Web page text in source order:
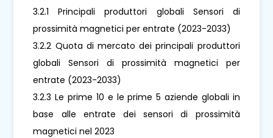
3.2.1 Principali produttori globali Sensori di
prossimità magnetici per entrate (2023-2033)
3.2.2 Quota di mercato dei principali produttori
globali Sensori di prossimità magnetici per
entrate (2023-2033)
3.2.3 Le prime 10 e le prime 5 aziende globali in
base alle entrate dei sensori di prossimità
magnetici nel 2023